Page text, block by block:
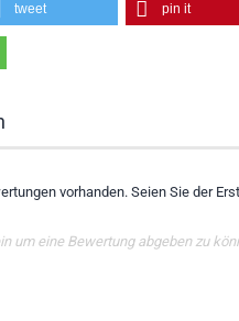
tweet pin it
vorhanden. Seien Sie der
um eine Bewertung abgeben zu